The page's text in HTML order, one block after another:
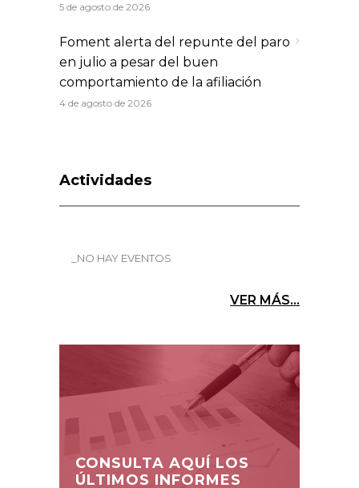
5 de agosto de 2026
Foment alerta del repunte del paro
en julio a pesar del buen
comportamiento de la afiliación
4 de agosto de 2026
Actividades
_NO HAY EVENTOS
VER MÁS...
CONSULTA AQUÍ LOS
ÚLTIMOS INFORMES